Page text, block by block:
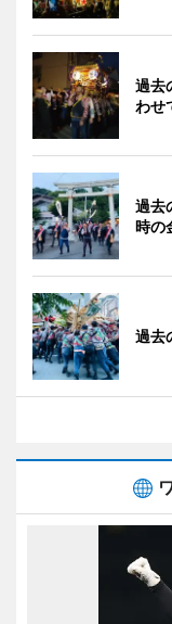
過去
わせ
過去
時の
過去